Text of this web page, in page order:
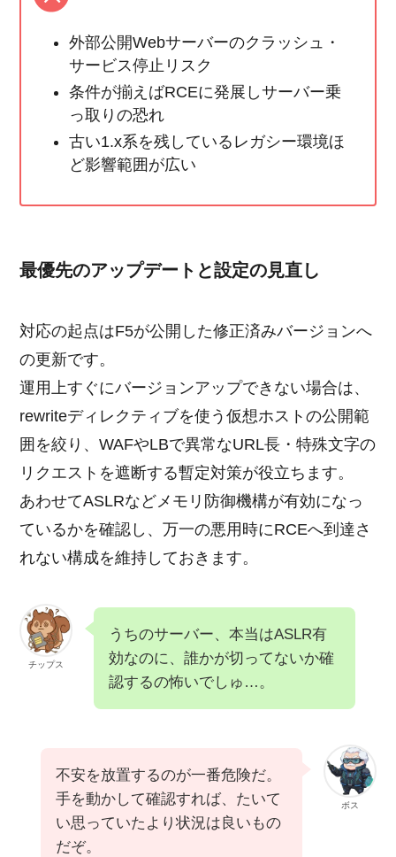
外部公開Webサーバーのクラッシュ・
サービス停止リスク
条件が揃えばRCEに発展しサーバー乗
っ取りの恐れ
古い1.x系を残しているレガシー環境ほ
ど影響範囲が広い
最優先のアップデートと設定の見直し
対応の起点はF5が公開した修正済みバージョンへ
の更新です。
運用上すぐにバージョンアップできない場合は、
rewriteディレクティブを使う仮想ホストの公開範
囲を絞り、WAFやLBで異常なURL長・特殊文字の
リクエストを遮断する暫定対策が役立ちます。
あわせてASLRなどメモリ防御機構が有効になっ
ているかを確認し、万一の悪用時にRCEへ到達さ
れない構成を維持しておきます。
チップス
うちのサーバー、本当はASLR有
効なのに、誰かが切ってないか確
認するの怖いでしゅ…。
ボス
不安を放置するのが一番危険だ。
手を動かして確認すれば、たいて
い思っていたより状況は良いもの
だぞ。